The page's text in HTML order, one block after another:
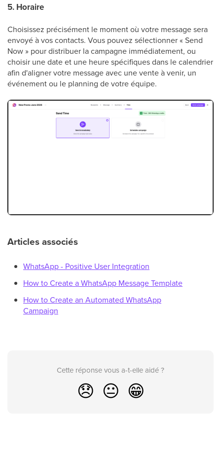
5. Horaire
Choisissez précisément le moment où votre message sera
envoyé à vos contacts. Vous pouvez sélectionner « Send
Now » pour distribuer la campagne immédiatement, ou
choisir une date et une heure spécifiques dans le calendrier
afin d'aligner votre message avec une vente à venir, un
événement ou le planning de votre équipe.
Articles associés
WhatsApp - Positive User Integration
How to Create a WhatsApp Message Template
How to Create an Automated WhatsApp
Campaign
Cette réponse vous a-t-elle aidé ?
😞 😐 😁